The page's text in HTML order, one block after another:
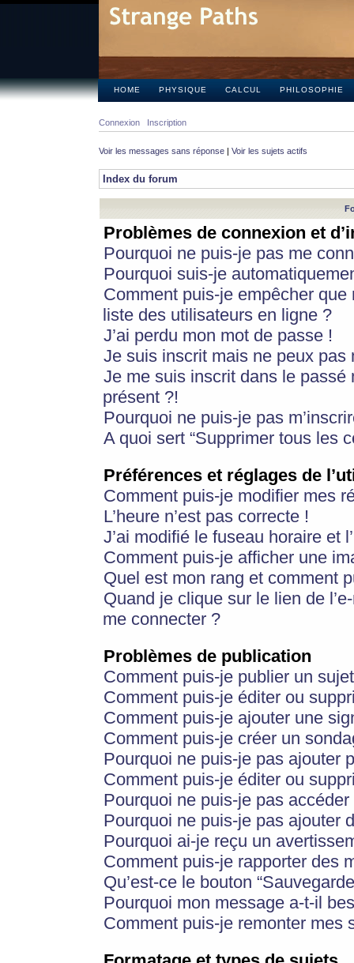
HOME PHYSIQUE CALCUL PHILOSOPHIE
Connexion Inscription
Voir les messages sans réponse | Voir les sujets actifs
Index du forum
Problèmes de connexion et
Pourquoi ne puis-je pas me
Pourquoi suis-je
Comment puis-je empêcher
liste des utilisateurs en ligne ?
J’ai perdu mon mot de passe !
Je suis inscrit mais ne peux pas
Je me suis inscrit dans le
présent ?!
Pourquoi ne puis-je pas
A quoi sert “Supprimer tous les
Préférences et réglages de
Comment puis-je modifier mes
L’heure n’est pas correcte !
J’ai modifié le fuseau horaire et
Comment puis-je afficher une
Quel est mon rang et comment
Quand je clique sur le lien de
me connecter ?
Problèmes de publication
Comment puis-je publier un
Comment puis-je éditer ou
Comment puis-je ajouter une
Comment puis-je créer un
Pourquoi ne puis-je pas ajouter
Comment puis-je éditer ou
Pourquoi ne puis-je pas
Pourquoi ne puis-je pas ajouter
Pourquoi ai-je reçu un
Comment puis-je rapporter des
Qu’est-ce le bouton
Pourquoi mon message a-t-il
Comment puis-je remonter mes